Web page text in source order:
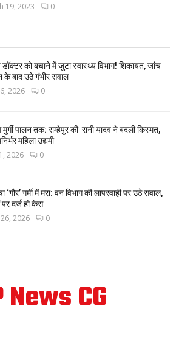
19, 2023 0
डॉक्टर को बचाने में जुटा स्वास्थ्य विभाग! शिकायत, जांच
के बाद उठे गंभीर सवाल
2026 0
पालन तक: राम्हेपुर की रानी यादव ने बदली किस्मत,
महिला उद्यमी
2026 0
‘गौर’ गर्मी में मरा: वन विभाग की लापरवाही पर उठे सवाल,
पर दर्ज हो केस
2026 0
News CG